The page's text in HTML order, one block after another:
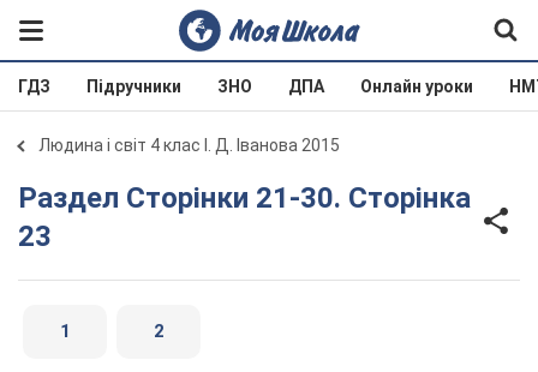
ГДЗ Підручники ЗНО ДПА Онлайн уроки
Людина і світ 4 клас І. Д. Іванова 2015
Раздел Сторінки 21-30. Сторінка
23
1 2